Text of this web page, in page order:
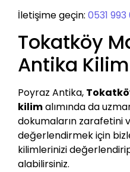
İletişime geçin: 0531
Tokatköy
Antika Kilim
Poyraz Antika,
kilimalımında da
dokumaların zarafetini
değerlendirmek için
kilimlerinizi
alabilirsiniz.